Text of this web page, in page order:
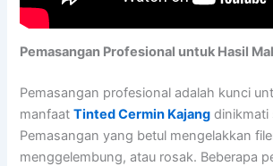
Pemasangan Profesional untuk Hasil
Pemasangan profesional adalah kunci
manfaatTinted Cermin Kajang dinikmati
Pemasangan yang betul mengelakkan
menggelembung, atau rosak. Beberapa